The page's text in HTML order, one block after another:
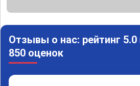
Отзывы о нас: рейтинг 5.0
850 оценок